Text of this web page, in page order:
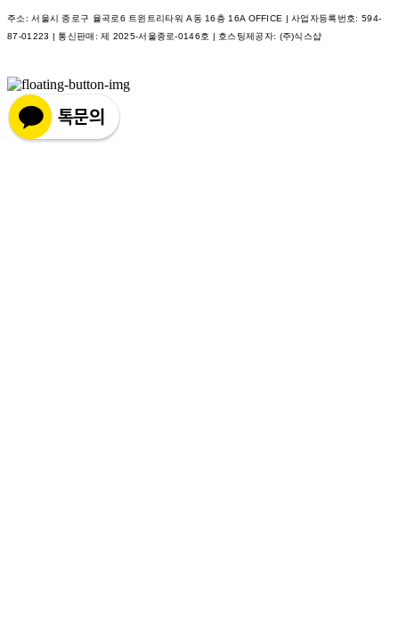
주소: 서울시 종로구 율곡로6 트윈트리타워 A동 16층 16A OFFICE | 사업자등록번호: 594-
87-01223 | 통신판매:제 2025-서울종로-0146호 | 호스팅제공자: (주)식스샵